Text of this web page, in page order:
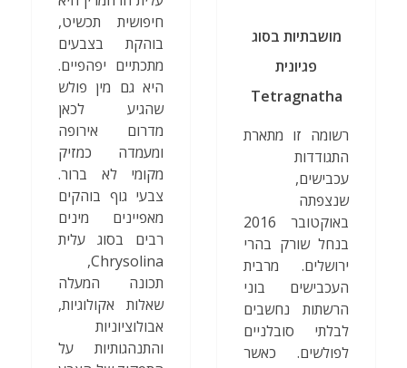
חיפושית תכשיט,
בוהקת בצבעים
מתכתיים יפהפיים.
היא גם מין פולש
שהגיע לכאן
מדרום אירופה
ומעמדה כמזיק
מקומי לא ברור.
צבעי גוף בוהקים
מאפיינים מינים
רבים בסוג עלית
Chrysolina,
תכונה המעלה
שאלות אקולוגיות,
אבולוציוניות
והתנהגותיות על
מושבתיות בסוג
פגיונית
Tetragnatha
רשומה זו מתארת
התגודדות
עכבישים,
שנצפתה
באוקטובר 2016
בנחל שורק בהרי
ירושלים. מרבית
העכבישים בוני
הרשתות נחשבים
לבלתי סובלניים
לפולשים. כאשר